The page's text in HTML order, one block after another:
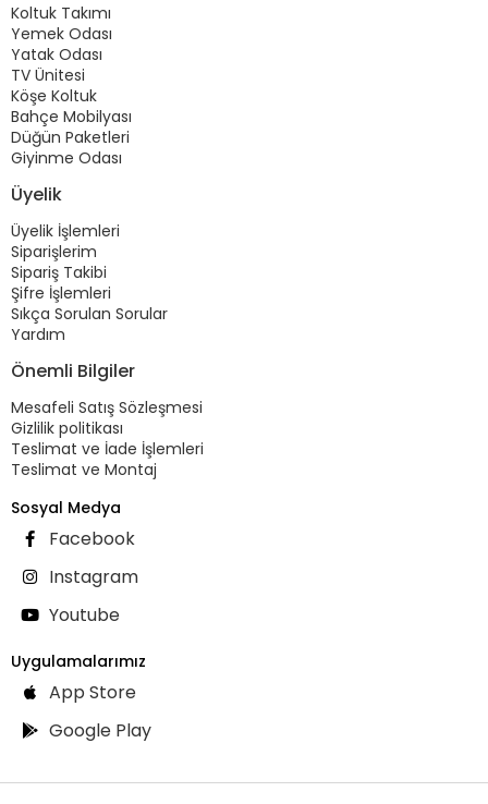
Koltuk Takımı
Yemek Odası
Yatak Odası
TV Ünitesi
Köşe Koltuk
Bahçe Mobilyası
Düğün Paketleri
Giyinme Odası
Üyelik
Üyelik İşlemleri
Siparişlerim
Sipariş Takibi
Şifre İşlemleri
Sıkça Sorulan Sorular
Yardım
Önemli Bilgiler
Mesafeli Satış Sözleşmesi
Gizlilik politikası
Teslimat ve İade İşlemleri
Teslimat ve Montaj
Sosyal Medya
Facebook
Instagram
Youtube
Uygulamalarımız
App Store
Google Play